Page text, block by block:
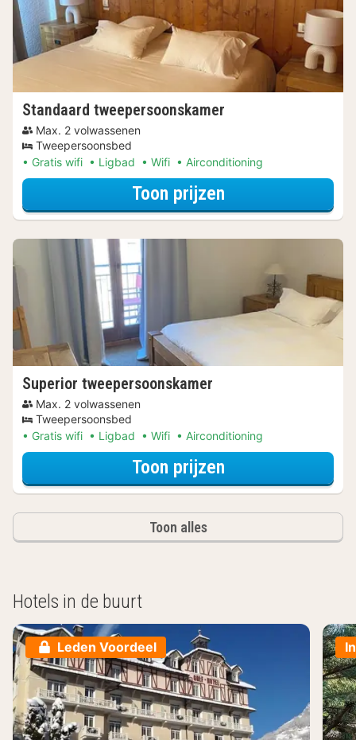
Standaard tweepersoonskamer
Max. 2 volwassenen
Tweepersoonsbed
Gratis wifi
Ligbad Wifi Airconditioning
Toon prijzenvoor Standaard
Superior tweepersoonskamer
Max. 2 volwassenen
Tweepersoonsbed
Gratis wifi
Ligbad Wifi Airconditioning
Toon prijzenvoor Superior
Toon alles
Hotels in de buurt
Leden Voordeel